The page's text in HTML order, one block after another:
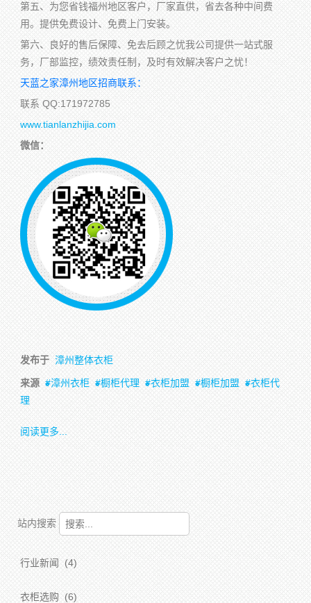
第五、为您省钱福州地区客户，厂家直供，省去各种中间费
用。提供免费设计、免费上门安装。
第六、良好的售后保障、免去后顾之忧我公司提供一站式服
务，厂部监控，绩效责任制，及时有效解决客户之忧！
天蓝之家漳州地区招商联系：
联系 QQ:171972785
www.tianlanzhijia.com
微信：
发布于 漳州整体衣柜
来源 漳州衣柜 橱柜代理 衣柜加盟 橱柜加盟
衣柜代
理
阅读更多...
站内搜索
行业新闻 (4)
衣柜选购 (6)